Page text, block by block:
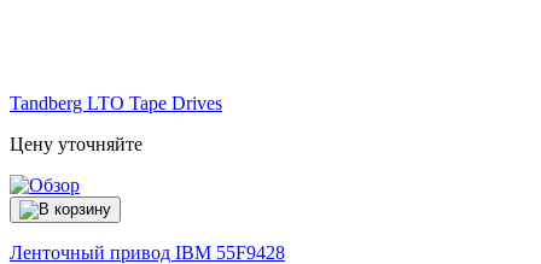
Tandberg LTO Tape Drives
Цену уточняйте
Ленточный привод IBM 55F9428